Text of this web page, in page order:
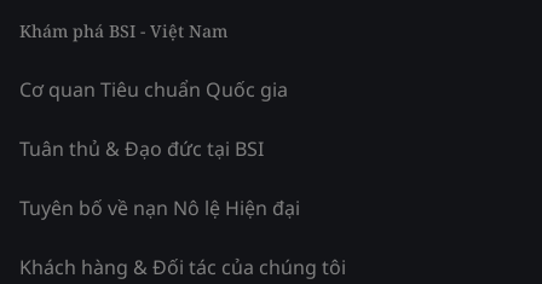
Khám phá BSI - Việt Nam
Cơ quan Tiêu chuẩn Quốc gia
Tuân thủ & Đạo đức tại BSI
Tuyên bố về nạn Nô lệ Hiện đại
Khách hàng & Đối tác của chúng tôi